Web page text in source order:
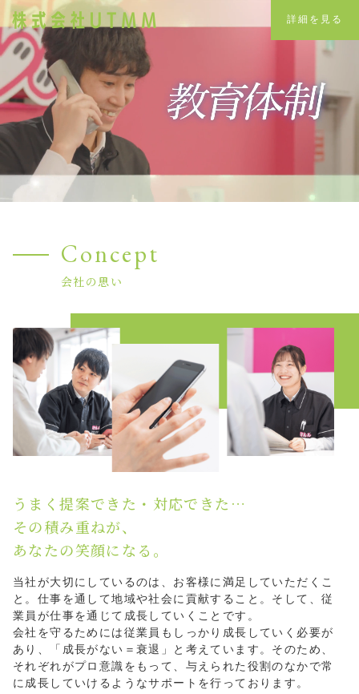
詳細を見る
Concept
会社の思い
うまく提案できた・対応できた…
その積み重ねが、
あなたの笑顔になる。
当社が大切にしているのは、お客様に満足していただくこ
と。仕事を通して地域や社会に貢献すること。そして、従
業員が仕事を通じて成長していくことです。
会社を守るためには従業員もしっかり成長していく必要が
あり、「成長がない＝衰退」と考えています。そのため、
それぞれがプロ意識をもって、与えられた役割のなかで常
に成長していけるようなサポートを行っております。